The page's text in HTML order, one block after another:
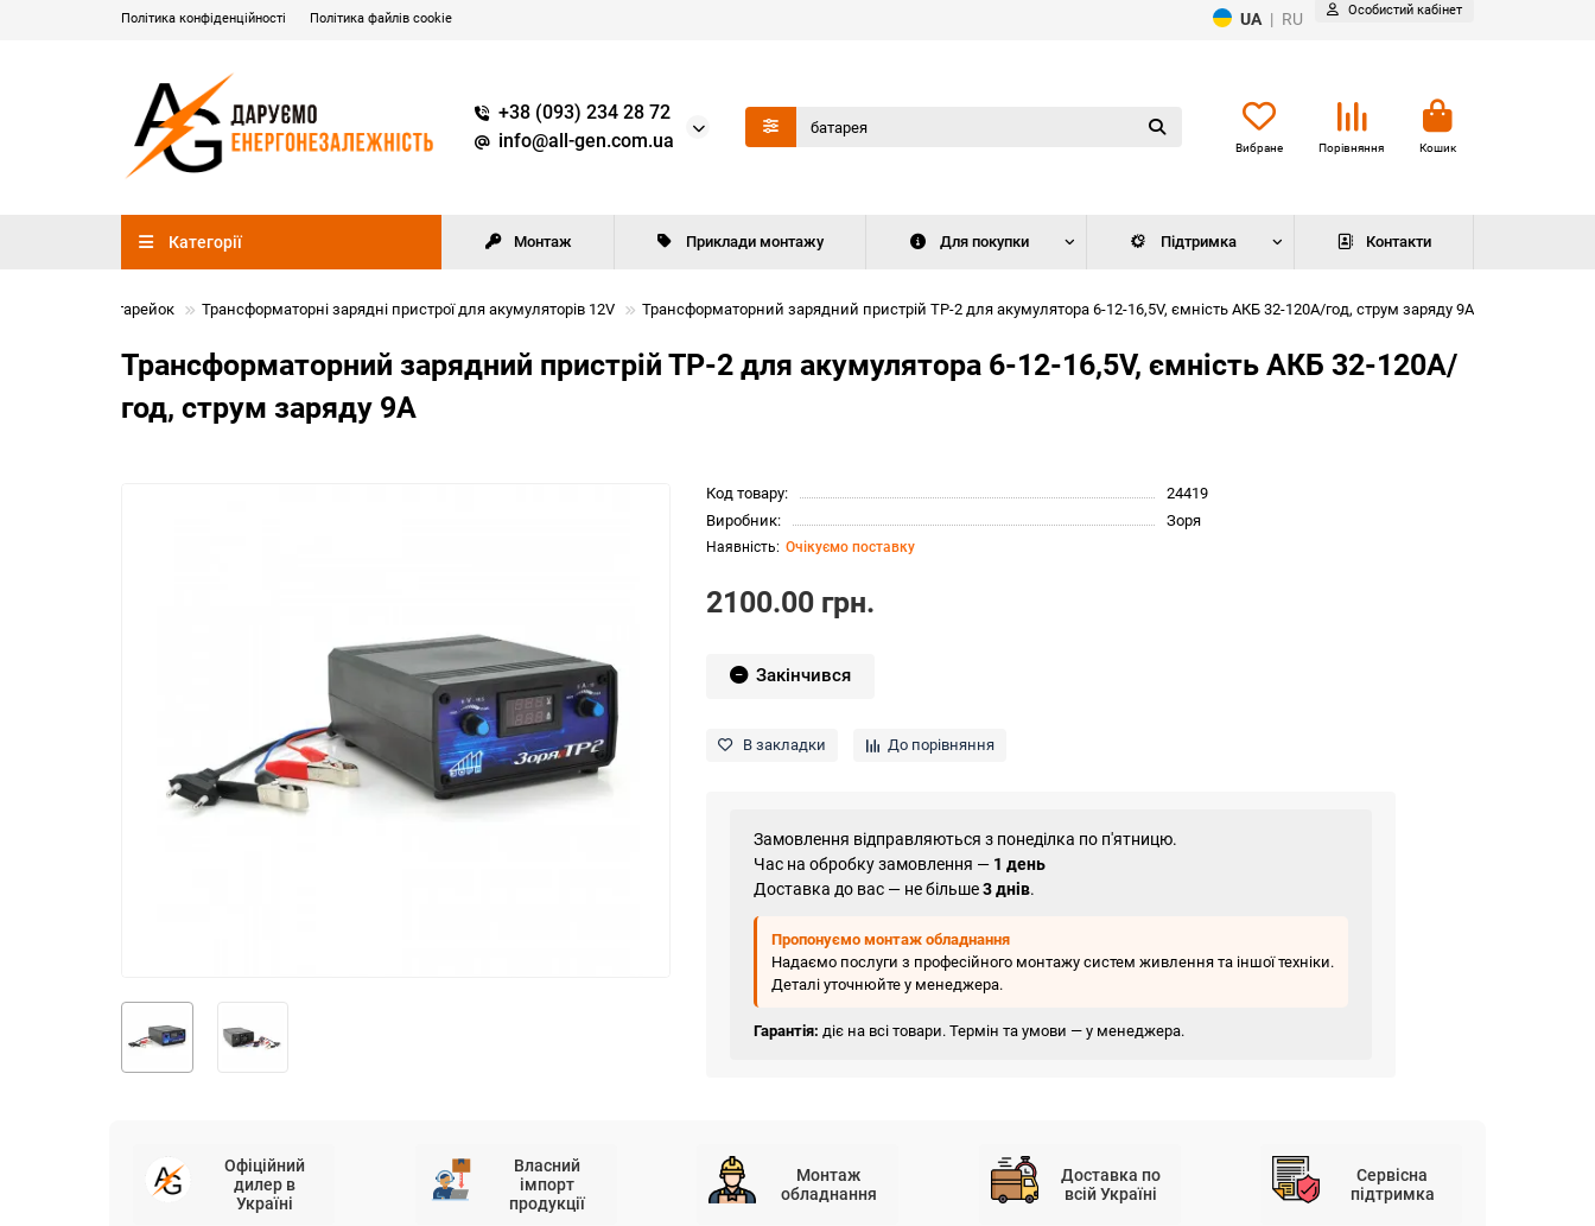
Політика конфіденційності Політика файлів cookie UA | RU Особистий кабінет
+38 (093) 234 28 72
info@all-gen.com.ua
Вибране Порівняння Кошик
Категорії Монтаж Приклади монтажу Для покупки Підтримка Контакти
для АКБ/батарейок Трансформаторні зарядні пристрої для акумуляторів 12V Трансформаторний зарядний пристрій ТР-2 для акумулятора 6-12-16,5V, ємність АКБ 32-120А/год, струм заряду 9A
Трансформаторний зарядний пристрій ТР-2 для акумулятора 6-12-16,5V, ємність АКБ 32-120А/
год, струм заряду 9A
Код товару:
24419
Виробник:
Зоря
Очікуємо поставку
2100.00 грн.
Закінчився
В закладки До порівняння
Замовлення відправляються з понеділка по п'ятницю.
Час на обробку замовлення — 1 день
Доставка до вас — не більше3 днів.
Пропонуємо монтаж обладнання
Надаємо послуги з професійного монтажу систем живлення та іншої техніки.
Деталі уточнюйте у менеджера.
Гарантія: діє на всі товари. Термін та умови — у менеджера.
Офіційний
дилер в
Україні
Власний
імпорт
продукції
Монтаж
обладнання
Доставка по
всій Україні
Сервісна
підтримка